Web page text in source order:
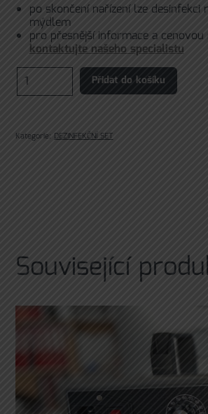
po skončení nařízení lze
mýdlem
pro přesnější informace a
kontaktujte našeho specialistu
Bezdotykový
dávkovač
dezinfekce
stojanem
)
Přidat do košíku
Kategorie:DEZINFEKČNÍ SET
Související